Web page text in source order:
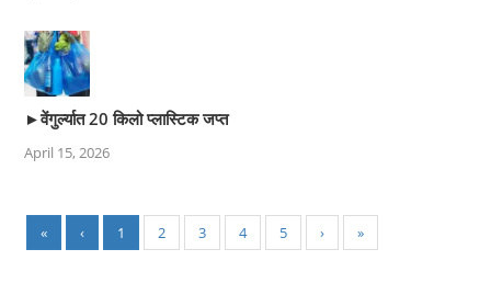
►वेंगुर्ल्यात 20 किलो प्लास्टिक जप्त
April 15, 2026
« ‹ 1 2 3 4 5 › »